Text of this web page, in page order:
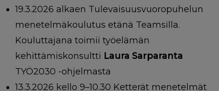
19.3.2026 alkaen Tulevaisuusvuoropuhelun
menetelmäkoulutus etänä Teamsilla.
Kouluttajana toimii työelämän
kehittämiskonsultti Laura Sarparanta
TYÖ2030 -ohjelmasta
13.3.2026 kello 9–10.30 Ketterät menetelmät